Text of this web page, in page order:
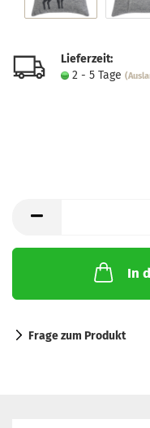
Lieferzeit:
2 - 5 Tage
In
Frage zum Produkt